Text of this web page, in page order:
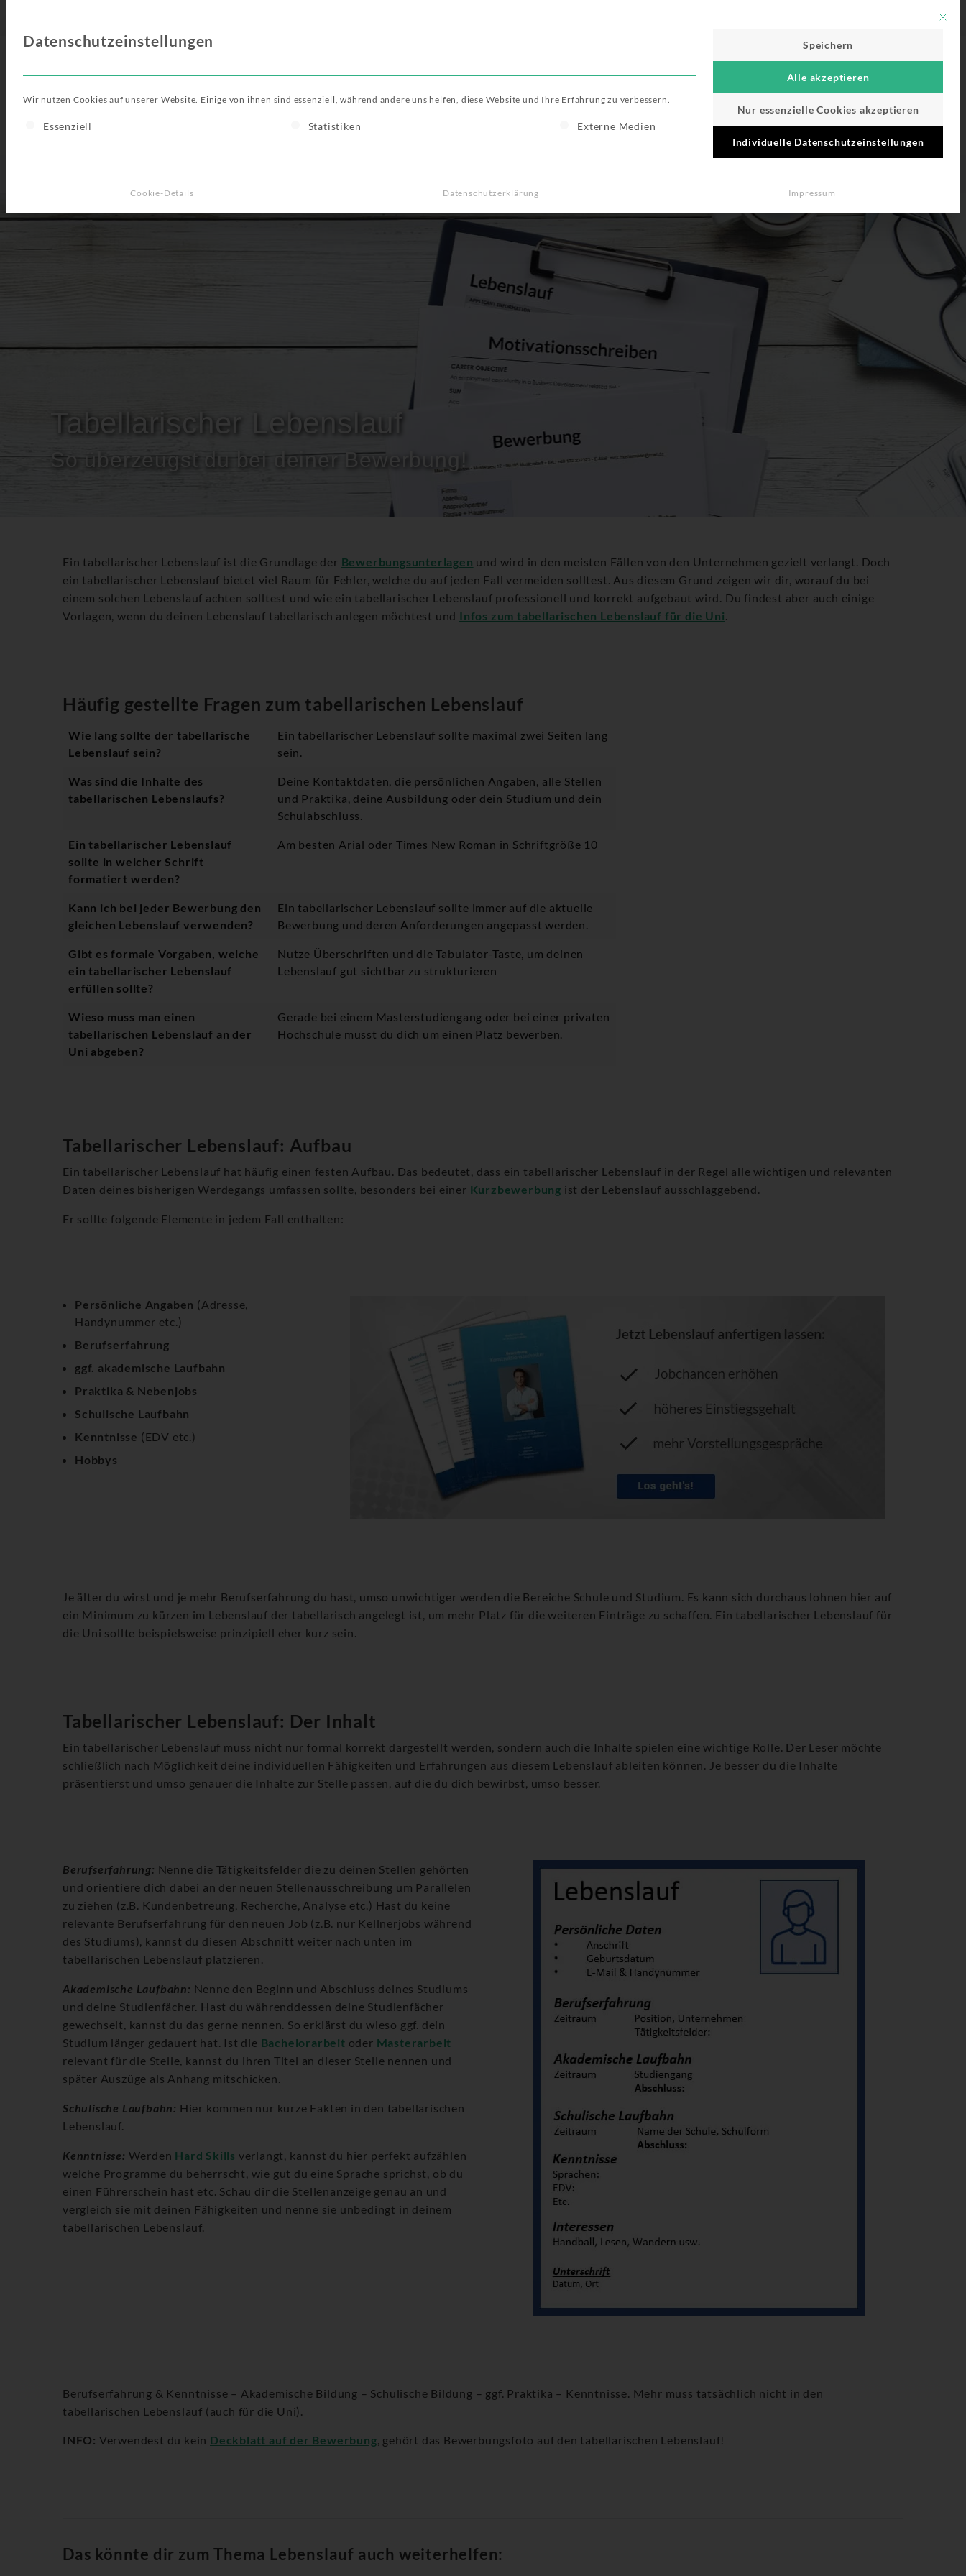
Studium Bewerbungsguide
Tabellarischer Lebenslauf
So überzeugst du bei deiner Bewerbung!
Ein tabellarischer Lebenslauf ist die Grundlage der Bewerbungsunterlagen und wird in den meisten Fällen von den Unternehmen gezielt verlangt. Doch
ein tabellarischer Lebenslauf bietet viel Raum für Fehler, welche du auf jeden Fall vermeiden solltest. Aus diesem Grund zeigen wir dir, worauf du bei
einem solchen Lebenslauf achten solltest und wie ein tabellarischer Lebenslauf professionell und korrekt aufgebaut wird. Du findest aber auch einige
Vorlagen, wenn du deinen Lebenslauf tabellarisch anlegen möchtest und Infos zum tabellarischen Lebenslauf für die Uni.
Häufig gestellte Fragen zum tabellarischen Lebenslauf
Wie lang sollte der tabellarische
Lebenslauf sein?
Ein tabellarischer Lebenslauf sollte maximal zwei Seiten lang
sein.
Was sind die Inhalte des
tabellarischen Lebenslaufs?
Deine Kontaktdaten, die persönlichen Angaben, alle Stellen
und Praktika, deine Ausbildung oder dein Studium und dein
Schulabschluss.
Ein tabellarischer Lebenslauf
sollte in welcher Schrift
formatiert werden?
Am besten Arial oder Times New Roman in Schriftgröße 10
Kann ich bei jeder Bewerbung den
gleichen Lebenslauf verwenden?
Ein tabellarischer Lebenslauf sollte immer auf die aktuelle
Bewerbung und deren Anforderungen angepasst werden.
Gibt es formale Vorgaben, welche
ein tabellarischer Lebenslauf
erfüllen sollte?
Nutze Überschriften und die Tabulator-Taste, um deinen
Lebenslauf gut sichtbar zu strukturieren
Wieso muss man einen
tabellarischen Lebenslauf an der
Uni abgeben?
Gerade bei einem Masterstudiengang oder bei einer privaten
Hochschule musst du dich um einen Platz bewerben.
Tabellarischer Lebenslauf: Aufbau
Ein tabellarischer Lebenslauf hat häufig einen festen Aufbau. Das bedeutet, dass ein tabellarischer Lebenslauf in der Regel alle wichtigen und relevanten
Daten deines bisherigen Werdegangs umfassen sollte, besonders bei einer Kurzbewerbung ist der Lebenslauf ausschlaggebend.
Er sollte folgende Elemente in jedem Fall enthalten:
Persönliche Angaben (Adresse,
Handynummer etc.)
Berufserfahrung
ggf. akademische Laufbahn
Praktika & Nebenjobs
Schulische Laufbahn
Kenntnisse (EDV etc.)
Hobbys
Je älter du wirst und je mehr Berufserfahrung du hast, umso unwichtiger werden die Bereiche Schule und Studium. Es kann sich durchaus lohnen hier auf
ein Minimum zu kürzen im Lebenslauf der tabellarisch angelegt ist, um mehr Platz für die weiteren Einträge zu schaffen. Ein tabellarischer Lebenslauf für
die Uni sollte beispielsweise prinzipiell eher kurz sein.
Tabellarischer Lebenslauf: Der Inhalt
Ein tabellarischer Lebenslauf muss nicht nur formal korrekt dargestellt werden, sondern auch die Inhalte spielen eine wichtige Rolle. Der Leser möchte
schließlich nach Möglichkeit deine individuellen Fähigkeiten und Erfahrungen aus diesem Lebenslauf ableiten können. Je besser du die Inhalte
präsentierst und umso genauer die Inhalte zur Stelle passen, auf die du dich bewirbst, umso besser.
Berufserfahrung: Nenne die Tätigkeitsfelder die zu deinen Stellen gehörten
und orientiere dich dabei an der neuen Stellenausschreibung um Parallelen
zu ziehen (z.B. Kundenbetreung, Recherche, Analyse etc.) Hast du keine
relevante Berufserfahrung für den neuen Job (z.B. nur Kellnerjobs während
des Studiums), kannst du diesen Abschnitt weiter nach unten im
tabellarischen Lebenslauf platzieren.
Akademische Laufbahn: Nenne den Beginn und Abschluss deines Studiums
und deine Studienfächer. Hast du währenddessen deine Studienfächer
gewechselt, kannst du das gerne nennen. So erklärst du wieso ggf. dein
Studium länger gedauert hat. Ist die Bachelorarbeit oder Masterarbeit
relevant für die Stelle, kannst du ihren Titel an dieser Stelle nennen und
später Auszüge als Anhang mitschicken.
Schulische Laufbahn: Hier kommen nur kurze Fakten in den tabellarischen
Lebenslauf.
Kenntnisse: Werden Hard Skills verlangt, kannst du hier perfekt aufzählen
welche Programme du beherrscht, wie gut du eine Sprache sprichst, ob du
einen Führerschein hast etc. Schau dir die Stellenanzeige genau an und
vergleich sie mit deinen Fähigkeiten und nenne sie unbedingt in deinem
tabellarischen Lebenslauf.
Berufserfahrung & Kenntnisse – Akademische Bildung – Schulische Bildung – ggf. Praktika – Kenntnisse. Mehr muss tatsächlich nicht in den
tabellarischen Lebenslauf (auch für die Uni).
INFO: Verwendest du kein Deckblatt auf der Bewerbung, gehört das Bewerbungsfoto auf den tabellarischen Lebenslauf!
Das könnte dir zum Thema Lebenslauf auch weiterhelfen:
Mit
Datenschutzeinstellungen
Wir nutzen Cookies auf unserer Website. Einige von ihnen sind essenziell, während andere uns helfen, diese Website und Ihre Erfahrung zu verbessern.
Es folgt eine Liste der Service-Gruppen, für die eine Einwilligung erteilt werden kann. Die erste Service-Gruppe ist essenziell und kann nicht abgewählt werden.
Essenziell Statistiken Externe Medien
Speichern
Alle akzeptieren
Nur essenzielle Cookies akzeptieren
Individuelle Datenschutzeinstellungen
Cookie-Details Datenschutzerklärung Impressum